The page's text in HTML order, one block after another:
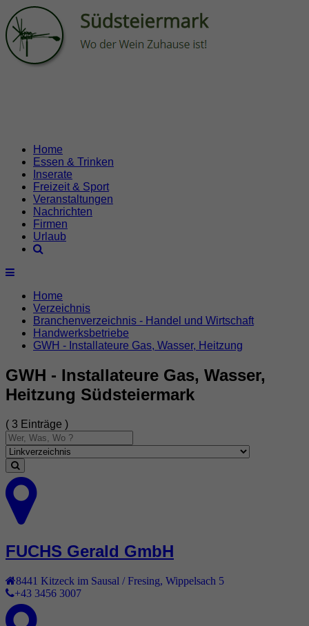
Home
Essen & Trinken
Inserate
Freizeit & Sport
Veranstaltungen
Nachrichten
Firmen
Urlaub
Home
Verzeichnis
Branchenverzeichnis - Handel und Wirtschaft
Handwerksbetriebe
GWH - Installateure Gas, Wasser, Heitzung
GWH - Installateure Gas, Wasser,
Heitzung Südsteiermark
( 3 Einträge )
FUCHS Gerald GmbH
8441 Kitzeck im Sausal / Fresing Wippelsach 5
+43 3456 3007